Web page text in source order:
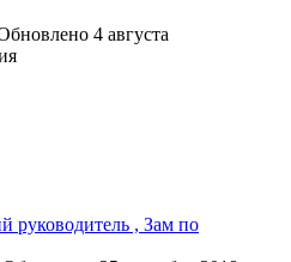
4 августа
руководитель , Зам по